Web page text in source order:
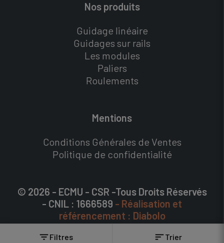
filter_listFiltres sortTrier
Nos produits
Guidage linéaire
Guidages sur rails
Les modules
Paliers
Roulements
Mentions
Conditions Générales de Ventes
Politique de confidentialité
© 2026 - ECMU - CSR -Tous Droits Réservés
- CNIL : 1666589 - Réalisation et
référencement : Diabolo